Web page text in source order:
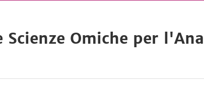
Omiche per